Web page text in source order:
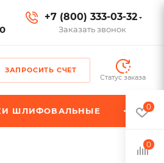
+7 (800) 333-03-32
Заказать звонок
ЗАПРОСИТЬ СЧЕТ
Статус заказа
ШЛИФОВАЛЬНЫЕ 0
0